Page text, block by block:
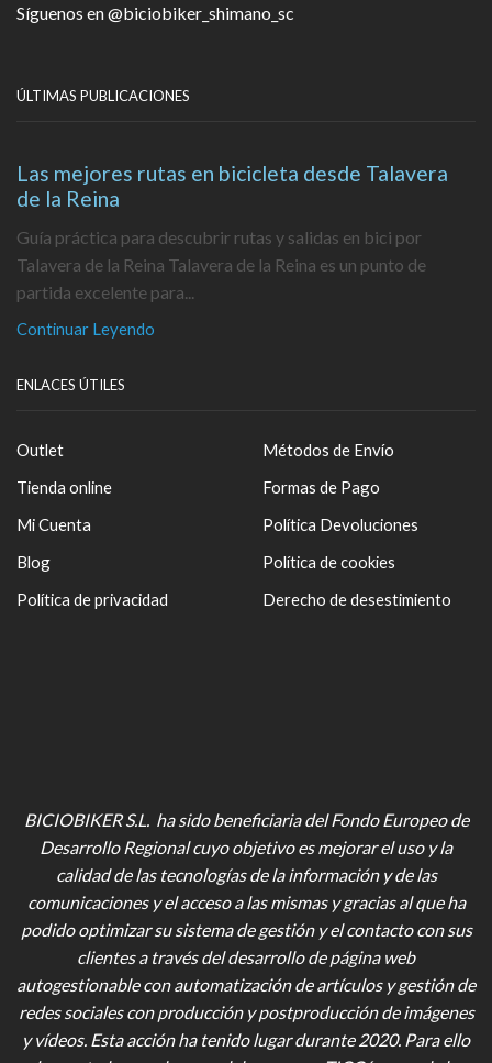
Síguenos en@biciobiker_shimano_sc
ÚLTIMAS PUBLICACIONES
Las mejores rutas en bicicleta desde Talavera
de la Reina
Guía práctica para descubrir rutas y salidas en bici por
Talavera de la Reina Talavera de la Reina es un punto de
partida excelente para...
Continuar Leyendo
ENLACES ÚTILES
Outlet
Tienda online
Mi Cuenta
Blog
Política de privacidad
Métodos de Envío
Formas de Pago
Política Devoluciones
Política de cookies
Derecho de desestimiento
BICIOBIKER S.L. ha sido beneficiaria del Fondo Europeo de
Desarrollo Regional cuyo objetivo es mejorar el uso y la
calidad de las tecnologías de la información y de las
comunicaciones y el acceso a las mismas y gracias al que ha
podido optimizar su sistema de gestión y el contacto con sus
clientes a través del desarrollo de página web
autogestionable con automatización de artículos y gestión de
redes sociales con producción y postproducción de imágenes
y vídeos. Esta acción ha tenido lugar durante 2020. Para ello